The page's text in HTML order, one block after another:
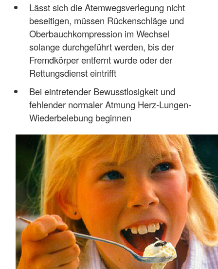
Lässt sich die Atemwegsverlegung nicht
beseitigen, müssen Rückenschläge und
Oberbauchkompression im Wechsel
solange durchgeführt werden, bis der
Fremdkörper entfernt wurde oder der
Rettungsdienst eintrifft
Bei eintretender Bewusstlosigkeit und
fehlender normaler Atmung Herz-Lungen-
Wiederbelebung beginnen